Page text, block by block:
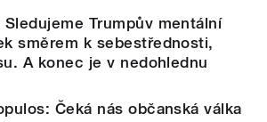
Sledujeme Trumpův mentální
směrem k sebestřednosti,
A konec je v nedohlednu
Čeká nás občanská válka